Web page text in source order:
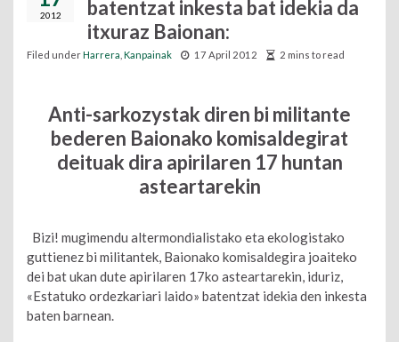
2012
batentzat inkesta bat idekia da
itxuraz Baionan:
Filed underHarrera Kanpainak 17 April 2012 2 mins to read
Anti-sarkozystak diren bi militante
bederen Baionako komisaldegirat
deituak dira apirilaren 17 huntan
asteartarekin
Bizi! mugimendu altermondialistako eta ekologistako
guttienez bi militantek, Baionako komisaldegira joaiteko
dei bat ukan dute apirilaren 17ko asteartarekin, iduriz,
«Estatuko ordezkariari laido» batentzat idekia den inkesta
baten barnean.